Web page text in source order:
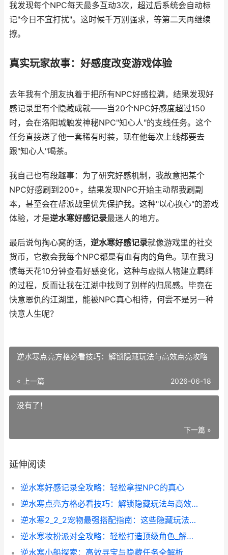
我发现每个NPC每天最多互动3次，超过后系统会自动标
记"今日不宜打扰"。这时候千万别强求，等第二天再继续
撩。
真实玩家故事：好感度改变游戏体验
去年我有个朋友执着于把所有NPC好感拉满，结果发现好
感记录里有个隐藏成就——当20个NPC好感度超过150
时，会在洛阳城触发神秘NPC"知心人"的支线任务。这个
任务直接送了他一套稀有时装，现在他每次上线都要去
跟"知心人"喝茶。
我自己也有段趣事：为了研究好感机制，我故意把某个
NPC好感刷到200+，结果发现NPC开始主动帮我刷副
本，甚至会在帮派战里优先保护我。这种"以心换心"的游戏
体验，才是逆水寒好感记录最迷人的地方。
最后说句掏心窝的话， 逆水寒好感记录就像游戏里的社交
货币，它教会我每个NPC都是有血有肉的角色。现在我习
惯每天花10分钟查看好感变化，这种与虚拟人物建立羁绊
的过程，反而让我在江湖中找到了别样的归属感。毕竟在
快意恩仇的江湖里，能被NPC真心相待，何尝不是另一种
快意人生呢？
逆水寒点亮方格必看技巧：解锁隐藏玩法与高效点亮攻略
« 上一篇 2026-06-18
没有了！
下一篇 »
延伸阅读
逆水寒好感记录全攻略：轻松拿捏NPC的真心
逆水寒点亮方格必看技巧：解锁隐藏玩法与高效点亮攻略
逆水寒2_2_2宠物最强搭配指南：这些隐藏玩法99_的玩家都不知道
逆水寒妆扮派对全攻略：轻松打造顶级角色_解锁隐藏福利
逆水寒小船探索：高效寻宝与隐藏任务全解析